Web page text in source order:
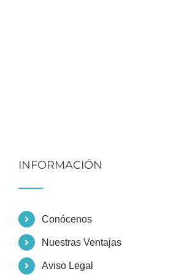
INFORMACIÓN
Conócenos
Nuestras Ventajas
Aviso Legal